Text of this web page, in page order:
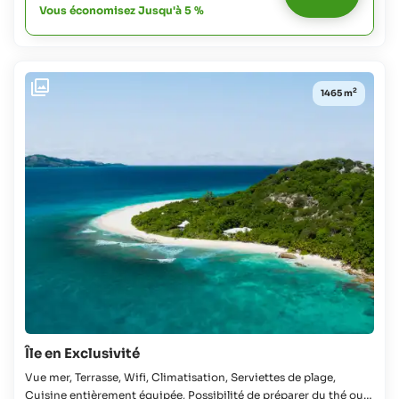
Pour
Vous économisez Jusqu'à 5 %
Île en Exclusivité
1465 m2
Vue mer, Terrasse, Wifi, Climatisation, Serviettes de plage,
Cuisine entièrement équipée, Possibilité de préparer du thé ou